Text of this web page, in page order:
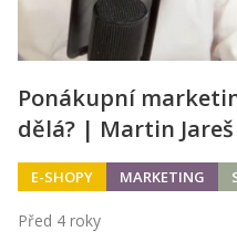
Ponákupní
dělá? | Martin
E-SHOPY MARKETING
Před 4 roky